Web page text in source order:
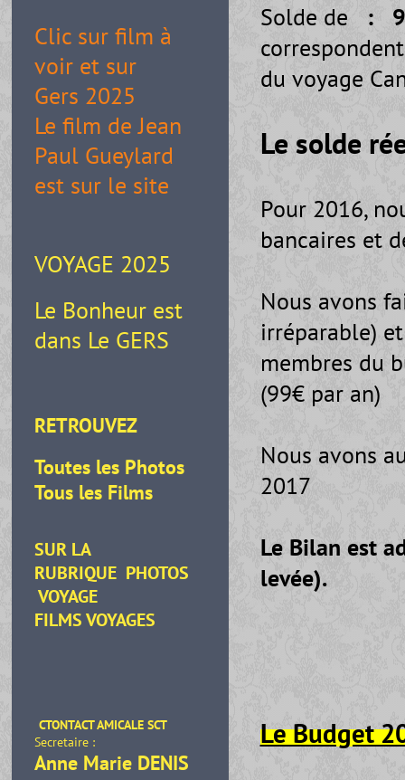
Clic sur film à
voir et sur
Gers 2025
Le film de Jean
Paul Gueylard
est sur le site
VOYAGE 2025
Le Bonheur est
dans Le GERS
RETROUVEZ
Toutes les Photos
Tous les Films
SUR LA
RUBRIQUE PHOTOS
VOYAGE
FILMS VOYAGES
CTONTACT AMICALE SCT
Secretaire :
Anne Marie DENIS
Solde de : 9
du voyage
Le solde
Pour 2016,
bancaires et
Nous avons
irréparable)
membres du
(99€ par an)
Nous avons
2017
Le Bilan est
levée).
Le Budget